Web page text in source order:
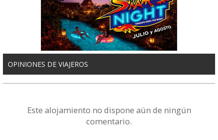
OPINIONES DE VIAJEROS
Este alojamiento no dispone aún de ningún
comentario.